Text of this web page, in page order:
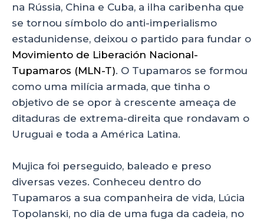
na Rússia, China e Cuba, a ilha caribenha que
se tornou símbolo do anti-imperialismo
estadunidense, deixou o partido para fundar o
Movimiento de Liberación Nacional-
Tupamaros (MLN-T). O Tupamaros se formou
como uma milícia armada, que tinha o
objetivo de se opor à crescente ameaça de
ditaduras de extrema-direita que rondavam o
Uruguai e toda a América Latina.
Mujica foi perseguido, baleado e preso
diversas vezes. Conheceu dentro do
Tupamaros a sua companheira de vida, Lúcia
Topolanski, no dia de uma fuga da cadeia, no